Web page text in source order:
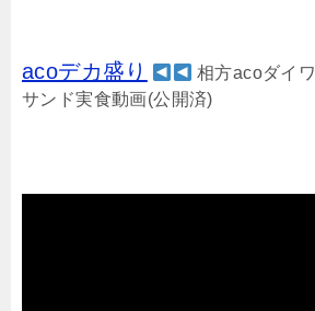
acoデカ盛り
相方acoダイ
サンド実食動画(公開済)